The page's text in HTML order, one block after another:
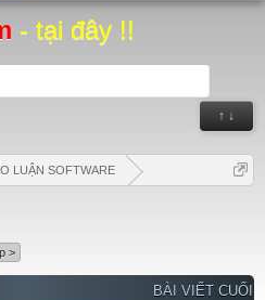
- tại đây !!
↑ ↓
LUẬN SOFTWARE
>
BÀI VIẾT CUỐI